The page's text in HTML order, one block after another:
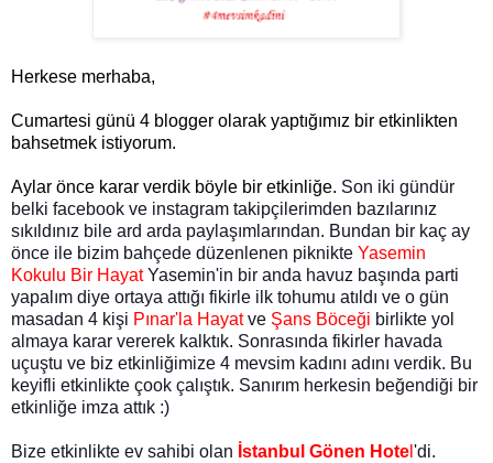
Herkese merhaba,
Cumartesi günü 4 blogger olarak yaptığımız bir etkinlikten
bahsetmek istiyorum.
Aylar önce karar verdik böyle bir etkinliğe. Son iki gündür
belki facebook ve instagram takipçilerimden bazılarınız
sıkıldınız bile ard arda paylaşımlarından. Bundan bir kaç ay
önce ile bizim bahçede düzenlenen piknikte Yasemin
Kokulu Bir HayatYasemin'in bir anda havuz başında parti
yapalım diye ortaya attığı fikirle ilk tohumu atıldı ve o gün
masadan 4 kişi Pınar'la Hayatve Şans Böceği birlikte yol
almaya karar vererek kalktık. Sonrasında fikirler havada
uçuştu ve biz etkinliğimize 4 mevsim kadını adını verdik. Bu
keyifli etkinlikte çook çalıştık. Sanırım herkesin beğendiği bir
etkinliğe imza attık :)
Bize etkinlikte ev sahibi olan İstanbul Gönen Hote 'di.